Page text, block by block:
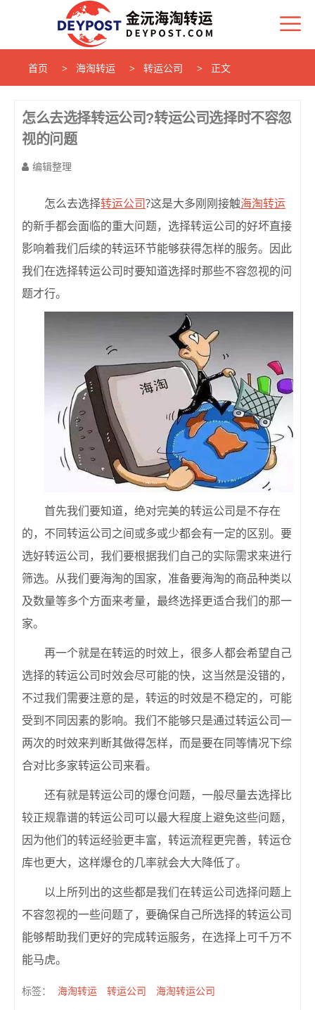
首页 海淘转运 转运公司 正文
怎么去选择转运公司?转运公司选择时不容忽
视的问题
编辑整理
怎么去选择转运公司?这是大多刚刚接触海淘转运
的新手都会面临的重大问题，选择转运公司的好坏直接
影响着我们后续的转运环节能够获得怎样的服务。因此
我们在选择转运公司时要知道选择时那些不容忽视的问
题才行。
首先我们要知道，绝对完美的转运公司是不存在
的，不同转运公司之间或多或少都会有一定的区别。要
选好转运公司，我们要根据我们自己的实际需求来进行
筛选。从我们要海淘的国家，准备要海淘的商品种类以
及数量等多个方面来考量，最终选择更适合我们的那一
家。
再一个就是在转运的时效上，很多人都会希望自己
选择的转运公司时效会尽可能的快，这当然是没错的，
不过我们需要注意的是，转运的时效是不稳定的，可能
受到不同因素的影响。我们不能够只是通过转运公司一
两次的时效来判断其做得怎样，而是要在同等情况下综
合对比多家转运公司来看。
还有就是转运公司的爆仓问题，一般尽量去选择比
较正规靠谱的转运公司可以最大程度上避免这些问题，
因为他们的转运经验更丰富，转运流程更完善，转运仓
库也更大，这样爆仓的几率就会大大降低了。
以上所列出的这些都是我们在转运公司选择问题上
不容忽视的一些问题了，要确保自己所选择的转运公司
能够帮助我们更好的完成转运服务，在选择上可千万不
能马虎。
标签： 海淘转运 转运公司
海淘转运公司